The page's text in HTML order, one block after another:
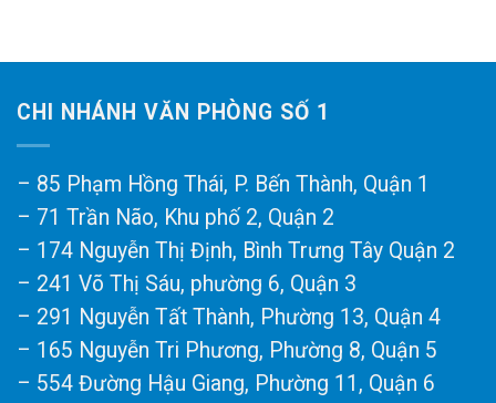
CHI NHÁNH VĂN PHÒNG SỐ 1
– 85 Phạm Hồng Thái, P. Bến Thành, Quận 1
– 71 Trần Não, Khu phố 2, Quận 2
– 174 Nguyễn Thị Định, Bình Trưng Tây Quận 2
– 241 Võ Thị Sáu, phường 6, Quận 3
– 291 Nguyễn Tất Thành, Phường 13, Quận 4
– 165 Nguyễn Tri Phương, Phường 8, Quận 5
– 554 Đường Hậu Giang, Phường 11, Quận 6